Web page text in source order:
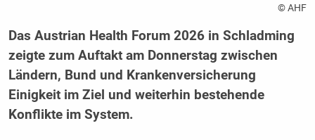
© AHF
Das Austrian Health Forum 2026 in Schladming
zeigte zum Auftakt am Donnerstag zwischen
Ländern, Bund und Krankenversicherung
Einigkeit im Ziel und weiterhin bestehende
Konflikte im System.